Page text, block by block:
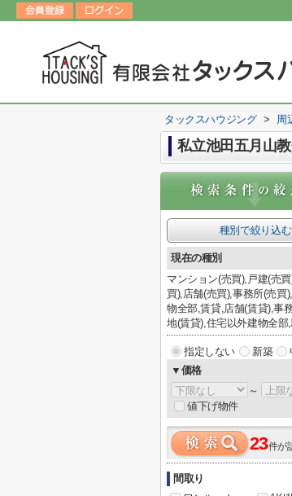
タックスハウジング > 周
私立池田五月山
種別で絞り込む
現在の種別
マンション(売買),戸建(売
買),店舗(売買),事務所(売買
物全部,賃貸,店舗(賃貸),事
地(賃貸),住宅以外建物全部
指定しない 新築
▼価格
～
値下げ物件
23件が
間取り